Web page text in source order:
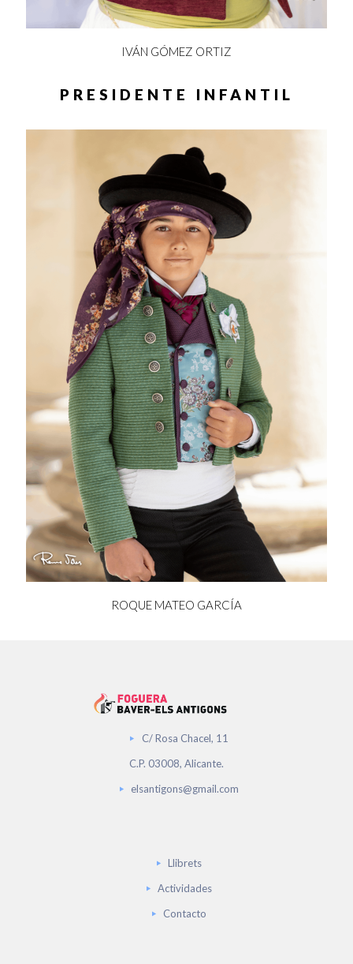
IVÁN GÓMEZ ORTIZ
PRESIDENTE INFANTIL
ROQUE MATEO GARCÍA
C/ Rosa Chacel, 11
C.P. 03008, Alicante.
elsantigons@gmail.com
Llibrets
Actividades
Contacto